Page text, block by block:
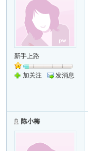
新手上路
加关注 发消息
陈小梅